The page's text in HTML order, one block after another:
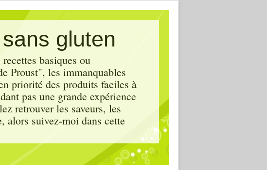
gluten
basiques ou
Proust", les immanquables
priorité des produits faciles à
pas une grande expérience
retrouver les saveurs, les
alors suivez-moi dans cette